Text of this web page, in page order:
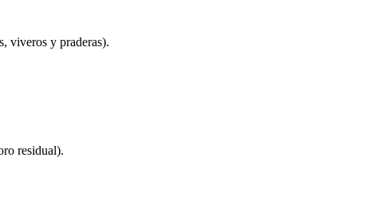
viveros y praderas).
residual).